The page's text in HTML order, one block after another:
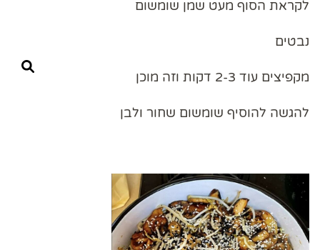
לקראת הסוף מעט שמן שומשום
נבטים
מקפיצים עוד 2-3 דקות וזה מוכן
להגשה להוסיף שומשום שחור ולבן